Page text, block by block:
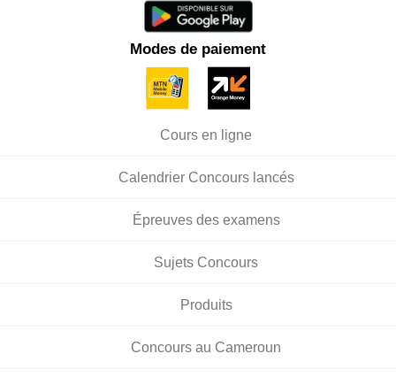
Modes de paiement
Cours en ligne
Calendrier Concours lancés
Épreuves des examens
Sujets Concours
Produits
Concours au Cameroun